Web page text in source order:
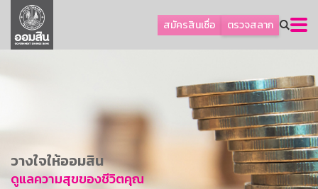
สมัครสินเชื่อ ตรวจสลาก
ลูกค้าธุรกิจ
ลูกค้าผู้ประกอบรายย่อย
เกี่ยวกับธนาคาร
ข่าวสาร
วางใจให้ออมสิน
ดูแลความสุขของชีวิตคุณ